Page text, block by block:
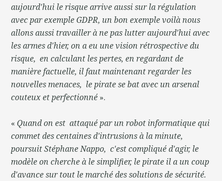
aujourd'hui le risque arrive aussi sur la régulation
avec par exemple GDPR, un bon exemple voilà nous
allons aussi travailler à ne pas lutter aujourd'hui avec
les armes d'hier, on a eu une vision rétrospective du
risque, en calculant les pertes, en regardant de
manière factuelle, il faut maintenant regarder les
nouvelles menaces, le pirate se bat avec un arsenal
couteux et perfectionné ».
«Quand on est attaqué par un robot informatique qui
commet des centaines d'intrusions à la minute,
poursuit Stéphane Nappo, c'est compliqué d'agir, le
modèle on cherche à le simplifier, le pirate il a un coup
d'avance sur tout le marché des solutions de sécurité.